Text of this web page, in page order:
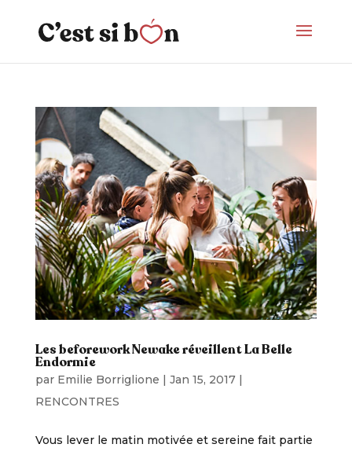
Les beforework Newake réveillent La Belle
Endormie
par Emilie Borriglione | Jan 15, 2017|
RENCONTRES
Vous lever le matin motivée et sereine fait partie